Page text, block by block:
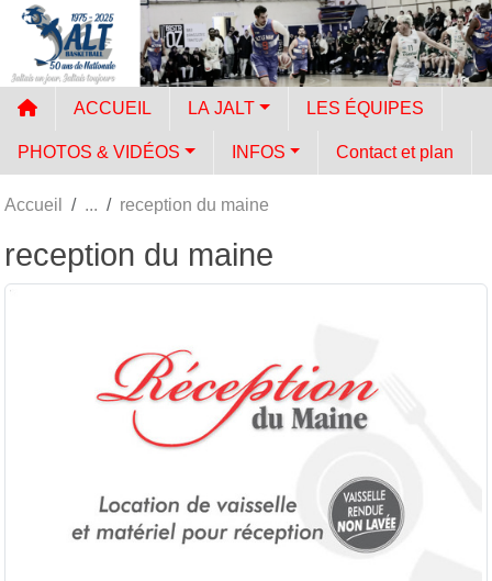
ACCUEIL LA JALT LES ÉQUIPES
PHOTOS & VIDÉOS INFOS Contact et plan
Accueil reception du maine
reception du maine
Panneau de gestion des cookies